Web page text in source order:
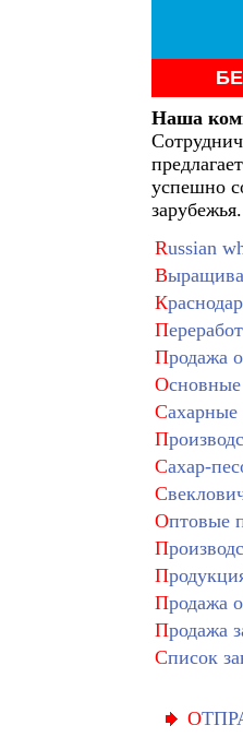
Наша
успешно
зарубежья.
Russian
В
К
П
Продажа
Основные
Сахарные
П
Сахар-
С
Оптовые
П
П
Продажа
Продажа
Список
О